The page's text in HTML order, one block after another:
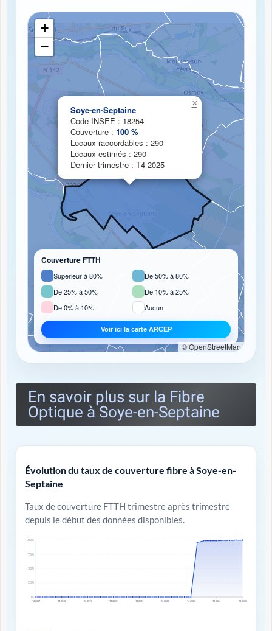
Chargement de la carte de couverture fibre...
Soye-en-Septaine
Code INSEE : 18254
Couverture : 100 %
Locaux raccordables : 290
Locaux estimés : 290
Dernier trimestre : T4 2025
×
+
−
Couverture FTTH
Supérieur à 80%
De 50% à 80%
De 25% à 50%
De 10% à 25%
De 0% à 10%
Aucun
Voir ici la carte ARCEP
© OpenStreetMap
En savoir plus sur la Fibre
Optique à Soye-en-Septaine
Évolution du taux de couverture fibre à Soye-en-
Septaine
Taux de couverture FTTH trimestre après trimestre
depuis le début des données disponibles.
0%
25%
50%
75%
100%
T4 2017 T4 2018 T4 2019 T4 2020 T4 2021 T4 2022 T4 2023 T4 2024 T4 2025